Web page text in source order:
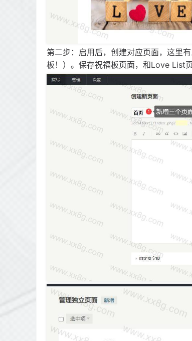
第二步：启用后，创建对应页面，这里
板！）。保存祝福板页面，和Love List